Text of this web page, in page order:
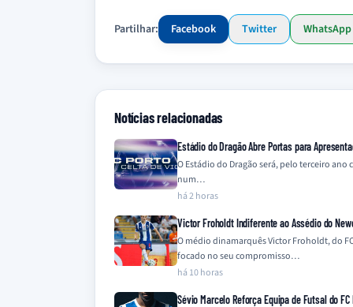
Partilhar: Facebook Twitter WhatsApp
Notícias relacionadas
Estádio do Dragão Abre Portas para
O Estádio do Dragão será, pelo terceiro
num…
há 2 horas
Victor Froholdt Indiferente ao Assédio do
O médio dinamarquês Victor Froholdt, do
focado no seu compromisso…
há 10 horas
Sévio Marcelo Reforça Equipa de Futsal do FC